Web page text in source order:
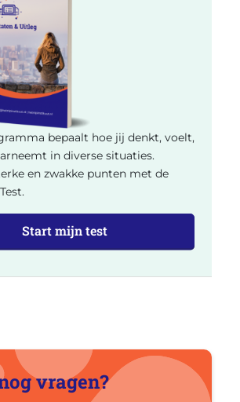
bepaalt hoe jij denkt, voelt,
in diverse situaties.
en zwakke punten met de
Start mijn test
vragen?